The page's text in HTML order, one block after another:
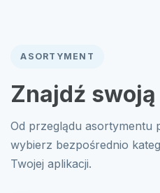
ASORTYMENT
Znajdź
Od przeglądu asortymentu
wybierz bezpośrednio
Twojej aplikacji.